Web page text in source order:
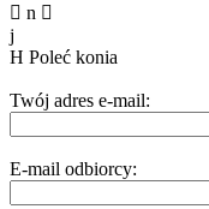
 n 
j
H Poleć konia
Twój adres e-mail:
E-mail odbiorcy: